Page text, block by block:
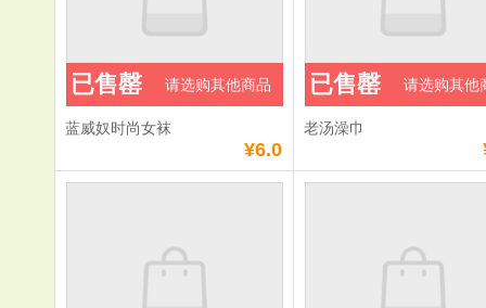
蓝威奴时尚女袜
¥6.0
已售罄 请选购其他商品
老汤澡巾
已售罄 请选购其他